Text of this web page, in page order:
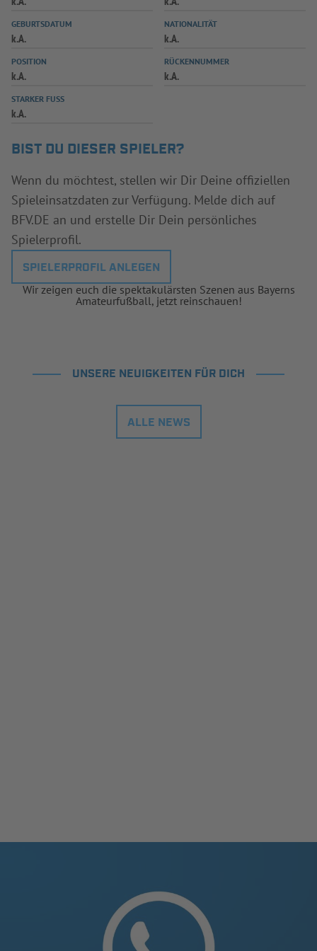
SPIELPLUS
GEBURTSDATUM
k.A.
NATIONALITÄT
k.A.
POSITION
k.A.
RÜCKENNUMMER
k.A.
STARKER FUSS
k.A.
BIST DU DIESER SPIELER?
Wenn du möchtest, stellen wir Dir Deine offiziellen
Spieleinsatzdaten zur Verfügung. Melde dich auf
BFV.DE an und erstelle Dir Dein persönliches
Spielerprofil.
SPIELERPROFIL ANLEGEN
Wir zeigen euch die spektakulärsten Szenen aus Bayerns
Amateurfußball, jetzt reinschauen!
UNSERE NEUIGKEITEN FÜR DICH
ALLE NEWS